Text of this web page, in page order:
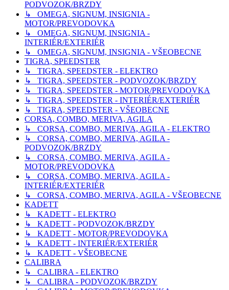
PODVOZOK/BRZDY
↳ OMEGA, SIGNUM, INSIGNIA -
MOTOR/PREVODOVKA
↳ OMEGA, SIGNUM, INSIGNIA -
INTERIÉR/EXTERIÉR
↳ OMEGA, SIGNUM, INSIGNIA - VŠEOBECNE
TIGRA, SPEEDSTER
↳ TIGRA, SPEEDSTER - ELEKTRO
↳ TIGRA, SPEEDSTER - PODVOZOK/BRZDY
↳ TIGRA, SPEEDSTER - MOTOR/PREVODOVKA
↳ TIGRA, SPEEDSTER - INTERIÉR/EXTERIÉR
↳ TIGRA, SPEEDSTER - VŠEOBECNE
CORSA, COMBO, MERIVA, AGILA
↳ CORSA, COMBO, MERIVA, AGILA - ELEKTRO
↳ CORSA, COMBO, MERIVA, AGILA -
PODVOZOK/BRZDY
↳ CORSA, COMBO, MERIVA, AGILA -
MOTOR/PREVODOVKA
↳ CORSA, COMBO, MERIVA, AGILA -
INTERIÉR/EXTERIÉR
↳ CORSA, COMBO, MERIVA, AGILA - VŠEOBECNE
KADETT
↳ KADETT - ELEKTRO
↳ KADETT - PODVOZOK/BRZDY
↳ KADETT - MOTOR/PREVODOVKA
↳ KADETT - INTERIÉR/EXTERIÉR
↳ KADETT - VŠEOBECNE
CALIBRA
↳ CALIBRA - ELEKTRO
↳ CALIBRA - PODVOZOK/BRZDY